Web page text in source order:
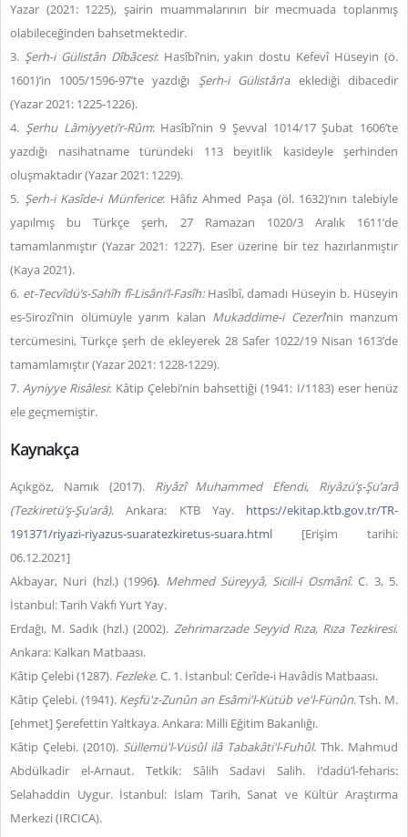
Yazar (2021: 1225), şairin muammalarının bir mecmuada toplanmış
olabileceğinden bahsetmektedir.
3. Şerh-i Gülistân Dîbâcesi: Hasîbî’nin, yakın dostu Kefevî Hüseyin (ö.
1601)’in 1005/1596-97’te yazdığı Şerh-i Gülistân’a eklediği dibacedir
(Yazar 2021: 1225-1226).
4. Şerhu Lâmiyyeti’r-Rûm: Hasîbî’nin 9 Şevval 1014/17 Şubat 1606’te
yazdığı nasihatname türündeki 113 beyitlik kasideyle şerhinden
oluşmaktadır (Yazar 2021: 1229).
5. Şerh-i Kasîde-i Münferice: Hâfız Ahmed Paşa (öl. 1632)’nın talebiyle
yapılmış bu Türkçe şerh, 27 Ramazan 1020/3 Aralık 1611’de
tamamlanmıştır (Yazar 2021: 1227). Eser üzerine bir tez hazırlanmıştır
(Kaya 2021).
6. et-Tecvîdü’s-Sahîh fî-Lisâni’l-Fasîh: Hasîbî, damadı Hüseyin b. Hüseyin
es-Sirozî’nin ölümüyle yarım kalan Mukaddime-i Cezerî’nin manzum
tercümesini, Türkçe şerh de ekleyerek 28 Safer 1022/19 Nisan 1613’de
tamamlamıştır (Yazar 2021: 1228-1229).
7.Ayniyye Risâlesi: Kâtip Çelebi’nin bahsettiği (1941: I/1183) eser henüz
ele geçmemiştir.
Kaynakça
Açıkgöz, Namık (2017). Riyâzî Muhammed Efendi, Riyâzü’ş-Şu’arâ
(Tezkiretü’ş-Şu’arâ). Ankara: KTB Yay. https://ekitap.ktb.gov.tr/TR-
191371/riyazi-riyazus-suaratezkiretus-suara.html [Erişim tarihi:
06.12.2021]
Akbayar, Nuri (hzl.) (1996). Mehmed Süreyyâ, Sicill-i Osmânî. C. 3, 5.
İstanbul: Tarih Vakfı Yurt Yay.
Erdağı, M. Sadık (hzl.) (2002). Zehrimarzade Seyyid Rıza, Rıza Tezkiresi.
Ankara: Kalkan Matbaası.
Kâtip Çelebi (1287). Fezleke. C. 1. İstanbul: Cerîde-i Havâdis Matbaası.
Kâtip Çelebi. (1941). Keşfü'z-Zunûn an Esâmi'l-Kütüb ve'l-Fünûn. Tsh. M.
[ehmet] Şerefettin Yaltkaya. Ankara: Milli Eğitim Bakanlığı.
Kâtip Çelebi. (2010). Süllemü'l-Vüsûl ilâ Tabakâti'l-Fuhûl. Thk. Mahmud
Abdülkadir el-Arnaut. Tetkik: Sâlih Sadavi Salih. İ’dadü’l-feharis:
Selahaddin Uygur. İstanbul: İslam Tarih, Sanat ve Kültür Araştırma
Merkezi (IRCICA).